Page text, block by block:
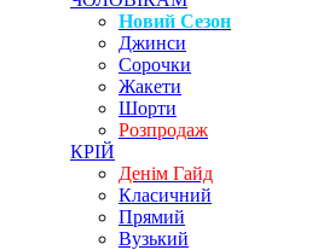
Новий Сезон
Джинси
Сорочки
Жакети
Шорти
Розпродаж
КРІЙ
Денім Гайд
Класичний
Прямий
Вузький